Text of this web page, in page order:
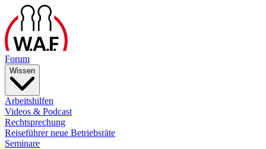
Forum
Wissen
Arbeitshilfen
Videos & Podcast
Rechtsprechung
Reiseführer neue Betriebsräte
Seminare